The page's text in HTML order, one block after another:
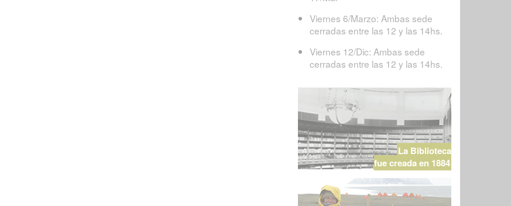
Viernes 6/Marzo: Ambas sede
cerradas entre las 12 y las 14hs.
Viernes 12/Dic: Ambas sede
cerradas entre las 12 y las 14hs.
La Biblioteca
fue creada en 1884